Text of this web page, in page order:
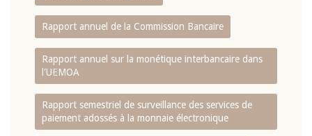
Rapport annuel de la Commission Bancaire
Rapport annuel sur la monétique interbancaire dans
l'UEMOA
Rapport semestriel de surveillance des services de
paiement adossés à la monnaie électronique